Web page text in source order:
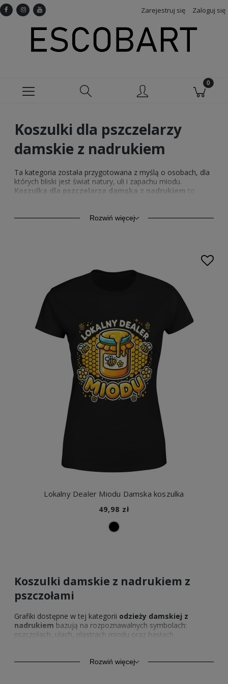
Zarejestruj się Zaloguj się
Koszulki dla pszczelarzy
damskie z nadrukiem
Ta kategoria została przygotowana z myślą o osobach, dla
których bliski jest świat natury, uli i zapachu miodu.
Koszulka dla pszczelarza damska z nadrukiem to
prezentu z wyraźnym przekazem. Delikatne, urocze grafiki i
zainteresowania i wartości. Wśród naszych jakościowych
damskie z nadrukiem pszczelarskie
wzory, które przyciągają uwagę, a jednocześnie pozostają
eleganckie i uniwersalne.
Rozwiń więcej
Lokalny Dealer Miodu Damska koszulka
49,98 zł
Koszulki damskie z nadrukiem z
pszczołami
Grafiki dostępne w tej kategorii odzieży damskiej z
nadrukiem bazują na rozpoznawalnych symbolach:
pszczołach, ulach, plastrach miodu oraz hasłach
uwagę, ale pozostaje estetyczna i spójna stylistycznie. To
Rozwiń więcej